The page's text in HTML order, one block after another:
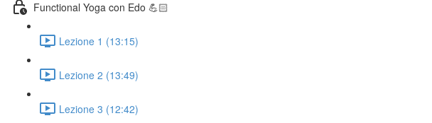
Functional Yoga con Edo 💪🏻
Lezione 1 (13:15)
Lezione 2 (13:49)
Lezione 3 (12:42)